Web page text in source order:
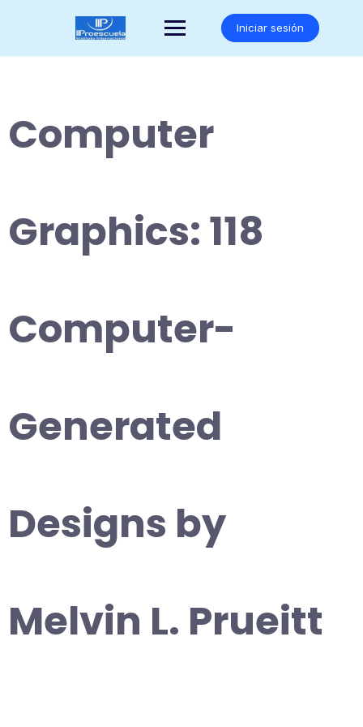
Iniciar sesión
Computer
Graphics: 118
Computer-
Generated
Designs by
Melvin L. Prueitt